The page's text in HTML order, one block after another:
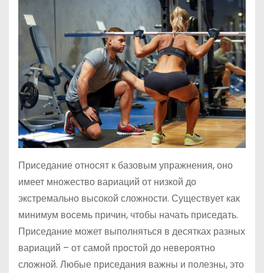
Приседание относят к базовым упражнения, оно
имеет множество вариаций от низкой до
экстремально высокой сложности. Существует как
минимум восемь причин, чтобы начать приседать.
Приседание может выполняться в десятках разных
вариаций – от самой простой до невероятно
сложной. Любые приседания важны и полезны, это